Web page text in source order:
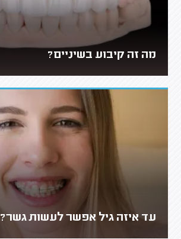
מה זה קיבוע בשיניים?
עד איזה גיל אפשר לעשות גשר?